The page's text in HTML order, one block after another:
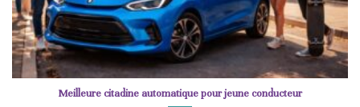
Meilleure citadine automatique pour jeune conducteur